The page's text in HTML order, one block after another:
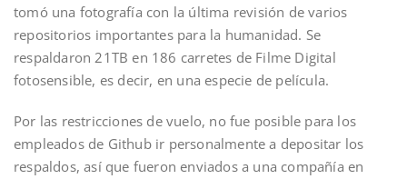
tomó una fotografía con la última revisión de varios
repositorios importantes para la humanidad. Se
respaldaron 21TB en 186 carretes de Filme Digital
fotosensible, es decir, en una especie de película.
Por las restricciones de vuelo, no fue posible para los
empleados de Github ir personalmente a depositar los
respaldos, así que fueron enviados a una compañía en